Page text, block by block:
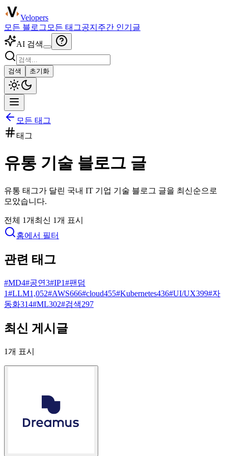
Velopers
모든 블로그 모든 태그공지 주간 인기글
AI 검색
검색 초기화
모든 태그
태그
유통 기술 블로그 글
유통 태그가 달린 국내 IT 기업 기술 블로그 글을 최신순으로
모았습니다.
전체 1개 최신 1개 표시
홈에서 필터
관련 태그
#MD4#공연3#IP1#팬덤
1#LLM1,052#AWS666#cloud455#Kubernetes436#UI/UX399#자
동화314#ML302#검색297
최신 게시글
1개 표시